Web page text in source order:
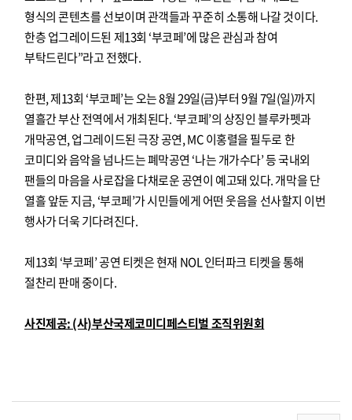
형식의 콘텐츠를 선보이며 관객들과 꾸준히 소통해 나갈 것이다.
한층 업그레이드된 제13회 ‘부코페’에 많은 관심과 참여
부탁드린다”라고 전했다.
한편, 제13회 ‘부코페’는 오는 8월 29일(금)부터 9월 7일(일)까지
열흘간 부산 전역에서 개최된다. ‘부코페’의 상징인 블루카펫과
개막공연, 업그레이드된 극장 공연, MC 이홍렬을 필두로 한
코미디와 음악을 넘나드는 폐막공연 ‘나는 개가수다’ 등 국내외
팬들의 마음을 사로잡을 다채로운 공연이 예고돼 있다. 개막을 단
열흘 앞둔 지금, ‘부코페’가 시민들에게 어떤 웃음을 선사할지 이번
행사가 더욱 기다려진다.
제13회 ‘부코페’ 공연 티켓은 현재 NOL 인터파크 티켓을 통해
절찬리 판매 중이다.
사진제공: (사)부산국제코미디페스티벌 조직위원회